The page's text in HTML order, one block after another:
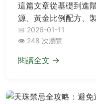
這篇文章從基礎到進
源、黃金比例配方、
解決方法。無論是新
用指南和創意應用點子
📅 2026-01-11
👁️ 248 次瀏覽
閱讀全文 →